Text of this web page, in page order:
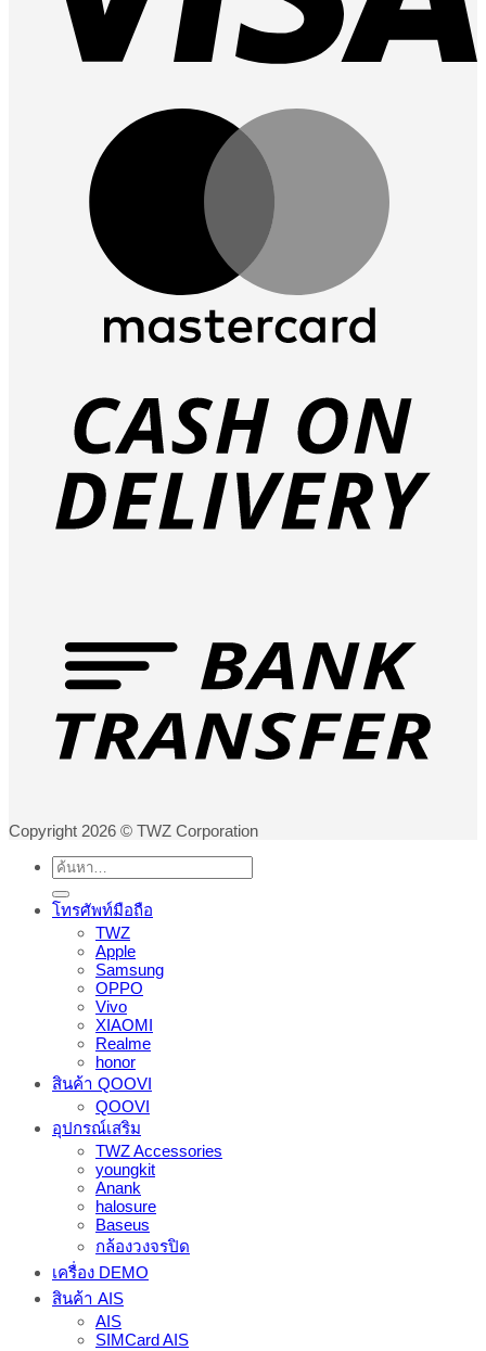
Copyright 2026 © TWZ Corporation
ค้นหา:
โทรศัพท์มือถือ
TWZ
Apple
Samsung
OPPO
Vivo
XIAOMI
Realme
honor
สินค้า QOOVI
QOOVI
อุปกรณ์เสริม
TWZ Accessories
youngkit
Anank
halosure
Baseus
กล้องวงจรปิด
เครื่อง DEMO
สินค้า AIS
AIS
SIMCard AIS